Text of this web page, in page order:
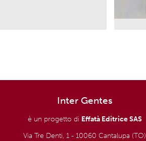
Inter Gentes
è un progetto di Effatà Editrice SAS
Via Tre Denti, 1 - 10060 Cantalupa (TO)